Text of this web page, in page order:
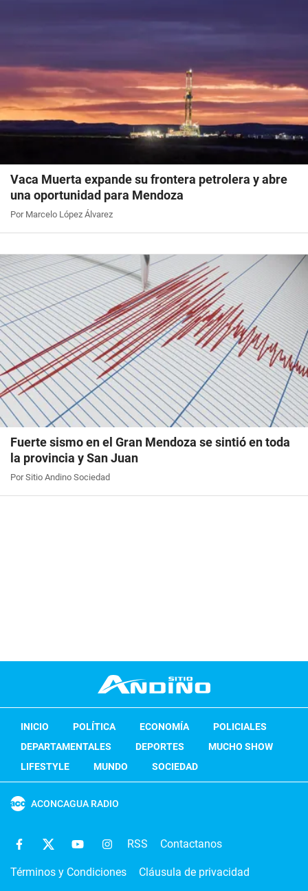
Vaca Muerta expande su frontera petrolera y abre
una oportunidad para Mendoza
Por Marcelo López Álvarez
Fuerte sismo en el Gran Mendoza se sintió en toda
la provincia y San Juan
Por Sitio Andino Sociedad
INICIO POLÍTICA ECONOMÍA
POLICIALES
DEPARTAMENTALES
DEPORTES
MUCHO SHOW
LIFESTYLE
MUNDO SOCIEDAD
ACONCAGUA RADIO
RSS Contactanos
Términos y Condiciones Cláusula de privacidad